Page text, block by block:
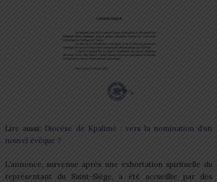
Lire aussi: Diocèse de Kpalimé : vers la nomination d’un
nouvel évêque ?
L’annonce, survenue après une exhortation spirituelle du
représentant du Saint-Siège, a été accueillie par des